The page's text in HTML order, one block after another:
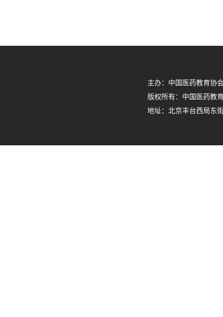
主办：中国医药教育
版权所有：中国医药教
地址：北京丰台西局东